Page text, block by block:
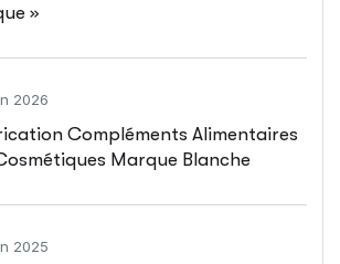
»
2026
Compléments Alimentaires
Marque Blanche
2025